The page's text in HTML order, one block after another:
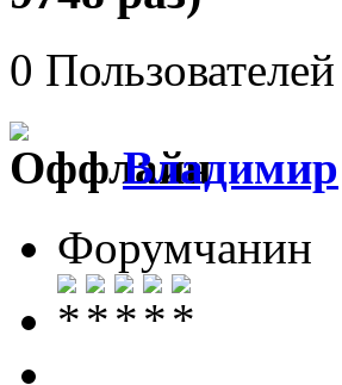
0
Влaдимир
Форумчанин